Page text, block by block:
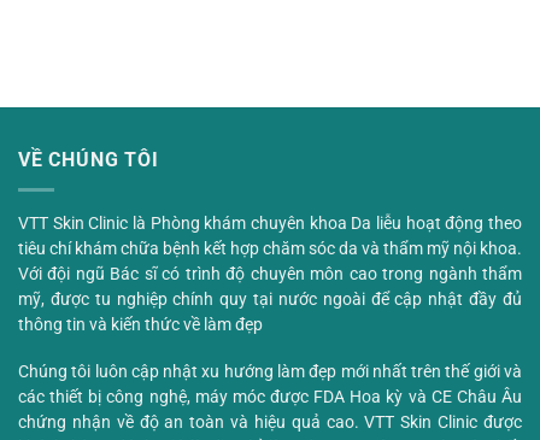
VỀ CHÚNG TÔI
VTT Skin Clinic là Phòng khám chuyên khoa Da liễu hoạt động theo
tiêu chí khám chữa bệnh kết hợp chăm sóc da và thẩm mỹ nội khoa.
Với đội ngũ Bác sĩ có trình độ chuyên môn cao trong ngành thẩm
mỹ, được tu nghiệp chính quy tại nước ngoài để cập nhật đầy đủ
thông tin và kiến thức về làm đẹp
Chúng tôi luôn cập nhật xu hướng làm đẹp mới nhất trên thế giới và
các thiết bị công nghệ, máy móc được FDA Hoa kỳ và CE Châu Âu
chứng nhận về độ an toàn và hiệu quả cao. VTT Skin Clinic được